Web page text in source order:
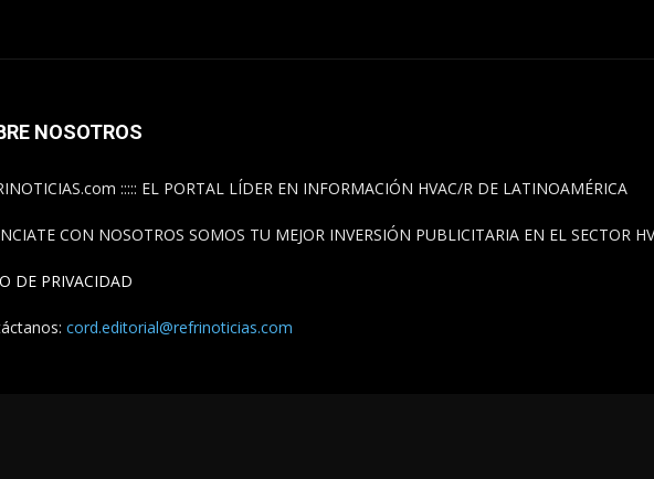
NOSOTROS
::::: EL PORTAL LÍDER EN INFORMACIÓN HVAC/R DE LATINOAMÉRICA
CON NOSOTROS SOMOS TU MEJOR INVERSIÓN PUBLICITARIA EN EL SECTOR
DE PRIVACIDAD
cord.editorial@refrinoticias.com